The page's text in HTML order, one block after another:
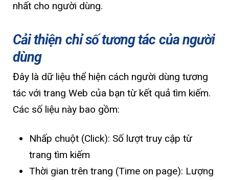
nhất cho người dùng.
Cải thiện chỉ số tương tác của người
dùng
Đây là dữ liệu thể hiện cách người dùng tương
tác với trang Web của bạn từ kết quả tìm kiếm.
Các số liệu này bao gồm:
Nhấp chuột (Click): Số lượt truy cập từ
trang tìm kiếm
Thời gian trên trang (Time on page): Lượng